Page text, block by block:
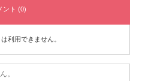
ント (0)
利用できません。
。